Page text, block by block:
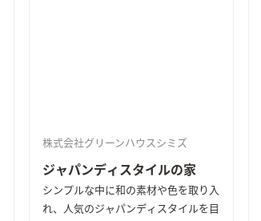
株式会社グリーンハウスシミズ
ジャパンディスタイルの家
シンプルな中に和の素材や色を取り入
れ、人気のジャパンディスタイルを目